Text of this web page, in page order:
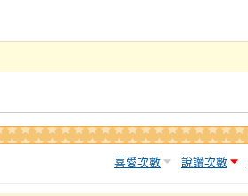
喜愛次數 說讚次數